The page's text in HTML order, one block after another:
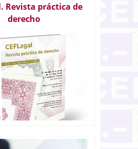
Revista práctica de
derecho